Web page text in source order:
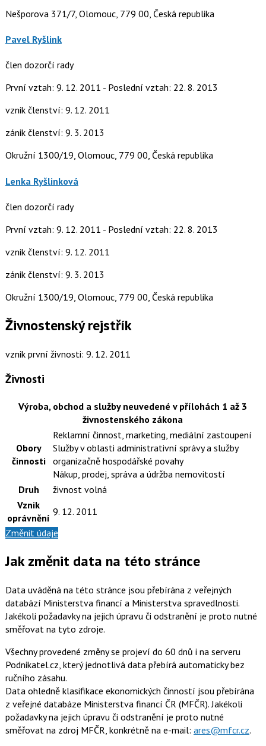
Nešporova 371/7, Olomouc, 779 00, Česká republika
Pavel Ryšlink
člen dozorčí rady
První vztah: 9. 12. 2011 - Poslední vztah: 22. 8. 2013
vznik členství: 9. 12. 2011
zánik členství: 9. 3. 2013
Okružní 1300/19, Olomouc, 779 00, Česká republika
Lenka Ryšlinková
člen dozorčí rady
První vztah: 9. 12. 2011 - Poslední vztah: 22. 8. 2013
vznik členství: 9. 12. 2011
zánik členství: 9. 3. 2013
Okružní 1300/19, Olomouc, 779 00, Česká republika
Živnostenský rejstřík
vznik první živnosti: 9. 12. 2011
Živnosti
Výroba, obchod a služby neuvedené v přílohách 1 až 3
živnostenského zákona
Obory
činnosti
Reklamní činnost, marketing, mediální zastoupení
Služby v oblasti administrativní správy a služby
organizačně hospodářské povahy
Nákup, prodej, správa a údržba nemovitostí
Druh
živnost volná
Vznik
oprávnění
9. 12. 2011
Změnit údaje
Jak změnit data na této stránce
Data uváděná na této stránce jsou přebírána z veřejných
databází Ministerstva financí a Ministerstva spravedlnosti.
Jakékoli požadavky na jejich úpravu či odstranění je proto nutné
směřovat na tyto zdroje.
Všechny provedené změny se projeví do 60 dnů i na serveru
Podnikatel.cz, který jednotlivá data přebírá automaticky bez
ručního zásahu.
Data ohledně klasifikace ekonomických činností jsou přebírána
z veřejné databáze Ministerstva financí ČR (MFČR). Jakékoli
požadavky na jejich úpravu či odstranění je proto nutné
směřovat na zdroj MFČR, konkrétně na e-mail: ares@mfcr.cz.